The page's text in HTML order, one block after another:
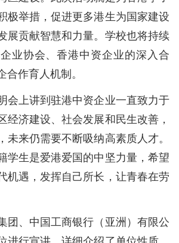
极举措，促进更多港生为国家建设
展贡献智慧和力量。学校也将持续
业协会、香港中资企业的深入合
作育人机制。
会上讲到驻港中资企业一直致力于
经济建设、社会发展和民生改善，
未来仍需要不断吸纳高素质人才。
学生是爱港爱国的中坚力量，希望
机遇，发挥自己所长，让青春在劳
团、中国工商银行（亚洲）有限公